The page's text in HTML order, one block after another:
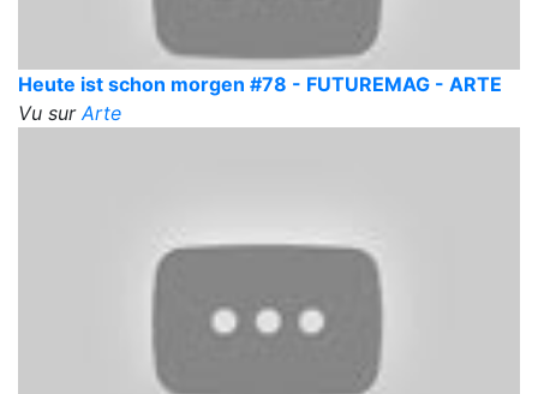
Heute ist schon morgen #78 - FUTUREMAG - ARTE
Vu sur Arte